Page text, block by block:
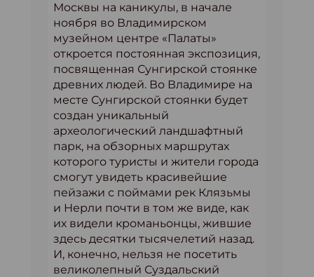
Москвы на каникулы, в начале
ноября во Владимирском
музейном центре «Палаты»
откроется постоянная экспозиция,
посвященная Сунгирской стоянке
древних людей. Во Владимире на
месте Сунгирской стоянки будет
создан уникальный
археологический ландшафтный
парк, на обзорных маршрутах
которого туристы и жители города
смогут увидеть красивейшие
пейзажи с поймами рек Клязьмы
и Нерли почти в том же виде, как
их видели кроманьонцы, жившие
здесь десятки тысячелетий назад.
И, конечно, нельзя не посетить
великолепный Суздальский